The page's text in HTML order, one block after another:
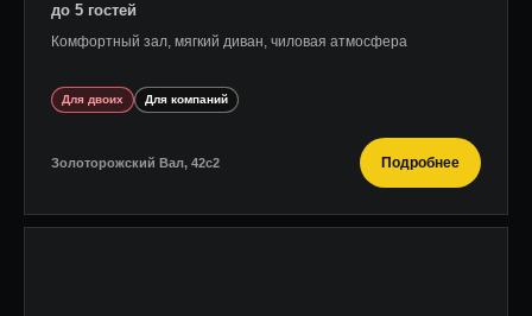
до 5 гостей
Комфортный зал, мягкий диван, чиловая атмосфера
Для двоих Для компаний
Золоторожский Вал, 42с2 Подробнее